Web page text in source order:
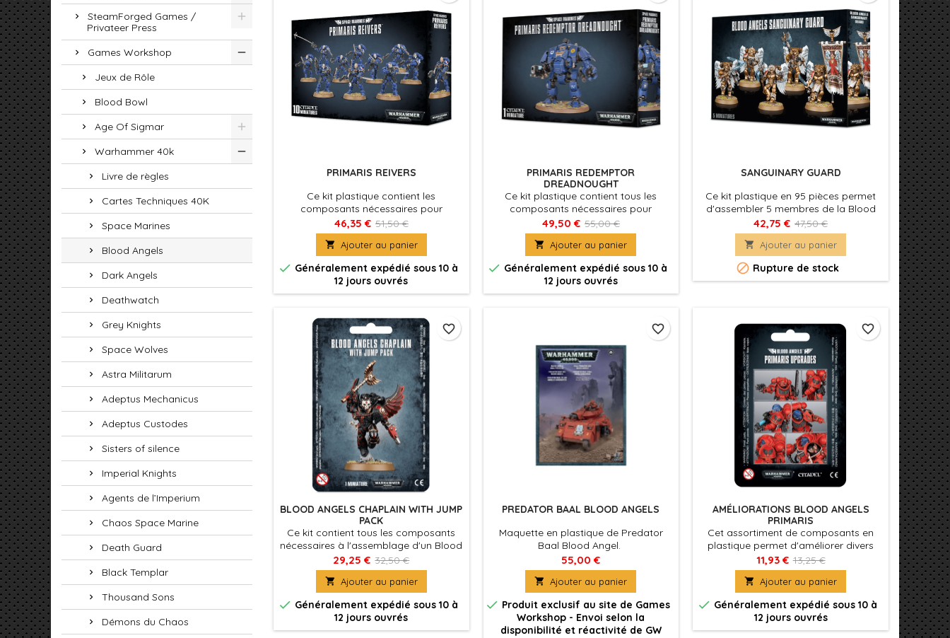
SteamForged Games /
Privateer Press
Games Workshop
Jeux de Rôle
Blood Bowl
Age Of Sigmar
Warhammer 40k
Livre de règles
Cartes Techniques 40K
Space Marines
Blood Angels
Dark Angels
Deathwatch
Grey Knights
Space Wolves
Astra Militarum
Adeptus Mechanicus
Adeptus Custodes
Sisters of silence
Imperial Knights
Agents de l’Imperium
Chaos Space Marine
Death Guard
Black Templar
Thousand Sons
Démons du Chaos
PRIMARIS REIVERS
Ce kit plastique contient les
composants nécessaires pour
assembler une Primaris Reiver Squad
de 10 membres.
46,35 € 51,50 €
 Ajouter au panier
 Généralement expédié sous 10 à
12 jours ouvrés
PRIMARIS REDEMPTOR
DREADNOUGHT
Ce kit plastique contient tous les
composants nécessaires pour
assembler un Primaris Redemptor
Dreadnought. Deux fois plus haut
qu'un Space Marine Primaris – et
encore plus grand et large que le
Dreadnought standard
49,50 € 55,00 €
 Ajouter au panier
 Généralement expédié sous 10 à
12 jours ouvrés
SANGUINARY GUARD
Ce kit plastique en 95 pièces permet
d'assembler 5 membres de la Blood
Angels Sanguinary Guard. Il inclut 15
têtes différentes
42,75 € 47,50 €
 Ajouter au panier
 Rupture de stock
BLOOD ANGELS CHAPLAIN WITH JUMP
PACK
Ce kit contient tous les composants
nécessaires à l'assemblage d'un Blood
Angels Chaplain avec Réacteurs
Dorsaux, une figurine à posture fixe.
29,25 € 32,50 €
 Ajouter au panier
 Généralement expédié sous 10 à
12 jours ouvrés
favorite_border
PREDATOR BAAL BLOOD ANGELS
Maquette en plastique de Predator
Baal Blood Angel.
55,00 €
 Ajouter au panier
 Produit exclusif au site de Games
Workshop - Envoi selon la
disponibilité et réactivité de GW
favorite_border
AMÉLIORATIONS BLOOD ANGELS
PRIMARIS
Cet assortiment de composants en
plastique permet d'améliorer divers
Space Marines Primaris avec de
l'iconographie et des détails propres
aux Blood Angels. Il comprend 21
composants en tout
11,93 € 13,25 €
 Ajouter au panier
 Généralement expédié sous 10 à
12 jours ouvrés
favorite_border